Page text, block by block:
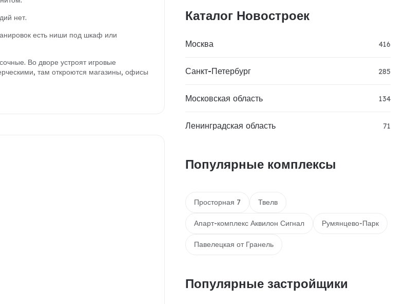
нет.
есть ниши под шкаф или
Во дворе устроят игровые
там откроются магазины, офисы
Каталог Новостроек
Москва 416
Санкт-Петербург 285
Московская область 134
Ленинградская область 71
Популярные комплексы
Просторная 7 Твелв
Апарт-комплекс Аквилон Сигнал Румянцево-Парк
Павелецкая от Гранель
Популярные застройщики